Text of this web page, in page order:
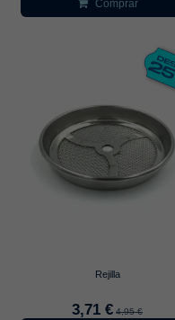
Comprar
Rejilla
3,71 € 4,95 €